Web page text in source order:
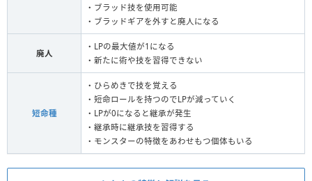
・ブラッド技を使用可能
・ブラッドギアを外すと廃人になる
廃人
・LPの最大値が1になる
・新たに術や技を習得できない
短命種
・ひらめきで技を覚える
・短命ロールを持つのでLPが減っていく
・LPが0になると継承が発生
・継承時に継承技を習得する
・モンスターの特徴をあわせもつ個体もいる